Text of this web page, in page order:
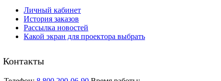
Личный кабинет
История заказов
Рассылка новостей
Какой экран для проектора выбрать
Контакты